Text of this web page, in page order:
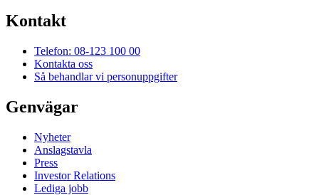
Kontakt
Telefon: 08-123 100 00
Kontakta oss
Så behandlar vi personuppgifter
Genvägar
Nyheter
Anslagstavla
Press
Investor Relations
Lediga jobb